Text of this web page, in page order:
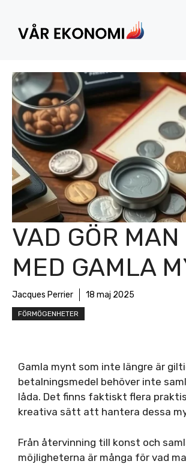
innehåll
VAD GÖR MAN
MED GAMLA
Jacques Perrier 18 maj 2025
FÖRMÖGENHETER
Gamla mynt som inte längre är
betalningsmedel behöver inte
låda. Det finns faktiskt flera
kreativa sätt att hantera dessa
Från återvinning till konst och
möjligheterna är många för vad